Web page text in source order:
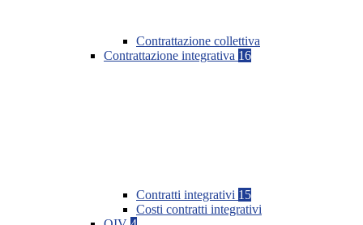
Contrattazione collettiva
Contrattazione integrativa 16
Contratti integrativi 15
Costi contratti integrativi